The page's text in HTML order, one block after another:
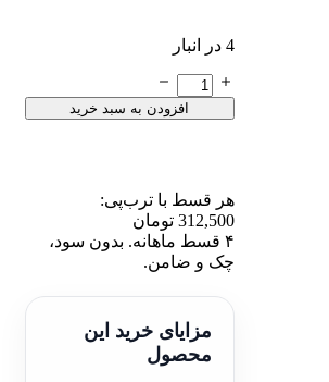
4 در انبار
بوشکرفت
King
Man
افزودن به سبد خرید
هر قسط با ترب‌پی:
312,500 تومان
۴ قسط ماهانه. بدون سود،
چک و ضامن.
مزایای خرید این
محصول